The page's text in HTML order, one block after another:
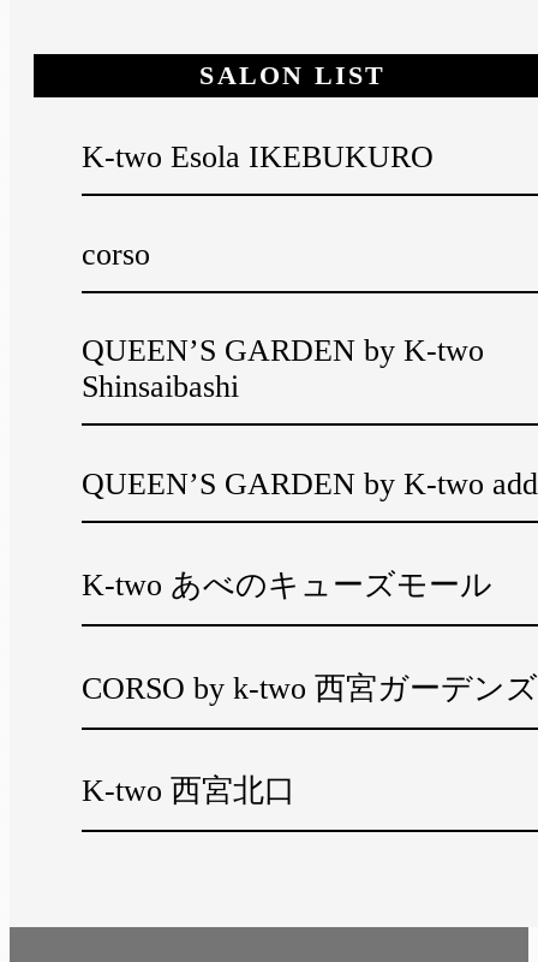
SALON LIST
K-two Esola IKEBUKURO
corso
QUEEN’S GARDEN by K-two
Shinsaibashi
QUEEN’S GARDEN by K-two add
K-two あべのキューズモール
CORSO by k-two 西宮ガーデンズ
K-two 西宮北口